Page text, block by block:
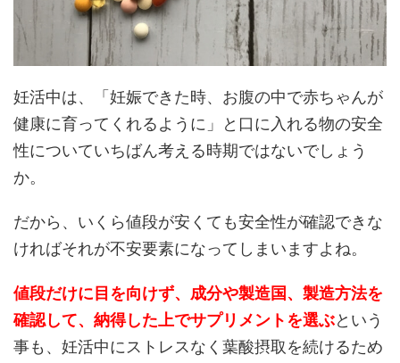
妊活中は、「妊娠できた時、お腹の中で赤ちゃんが
健康に育ってくれるように」と口に入れる物の安全
性についていちばん考える時期ではないでしょう
か。
だから、いくら値段が安くても安全性が確認できな
ければそれが不安要素になってしまいますよね。
値段だけに目を向けず、成分や製造国、製造方法を
確認して、納得した上でサプリメントを選ぶという
事も、妊活中にストレスなく葉酸摂取を続けるため